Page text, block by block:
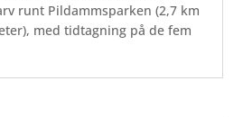
runt Pildammsparken (2,7 km
med tidtagning på de fem